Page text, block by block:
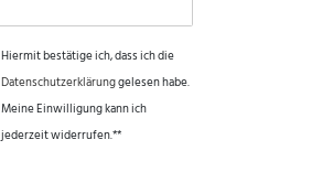
Hiermit bestätige ich, dass ich die
Daten­schutz­erklärunggelesen habe.
Meine Einwilligung kann ich
jederzeit widerrufen.**